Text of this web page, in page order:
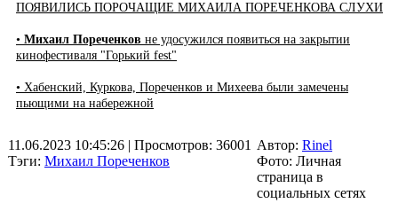
ПОЯВИЛИСЬ ПОРОЧАЩИЕ МИХАИЛА ПОРЕЧЕНКОВА СЛУХИ
• Михаил Пореченков не удосужился появиться на закрытии
кинофестиваля "Горький fest"
• Хабенский, Куркова, Пореченков и Михеева были замечены
пьющими на набережной
11.06.2023 10:45:26 | Просмотров: 36001
Тэги: Михаил Пореченков
Автор: Rinel
Фото: Личная
страница в
социальных сетях